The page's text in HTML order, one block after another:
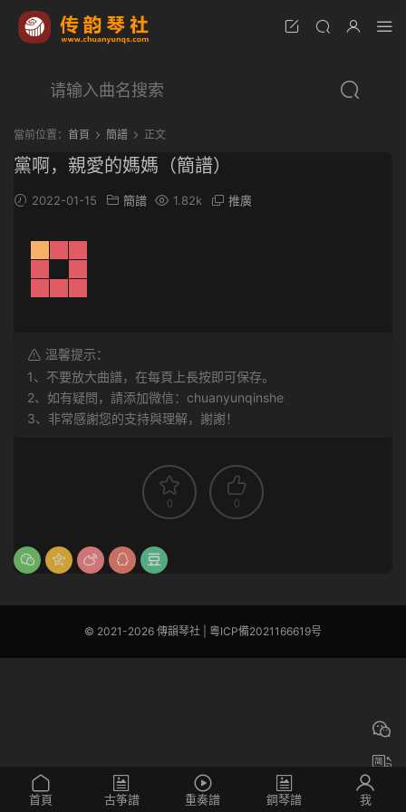
當前位置： 首頁 簡譜 正文
黨啊，親愛的媽媽（簡譜）
2022-01-15 簡譜 1.82k 推廣
溫馨提示：
1、不要放大曲譜，在每頁上長按即可保存。
2、如有疑問，請添加微信：chuanyunqinshe
3、非常感謝您的支持與理解，謝謝！
0 0
© 2021-2026 傳韻琴社 | 粵ICP備2021166619号
首頁 古筝譜 重奏譜 鋼琴譜 我